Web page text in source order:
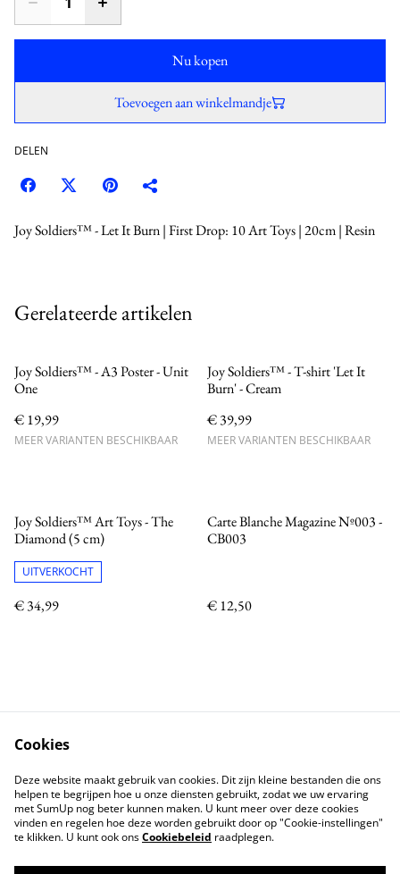
Nu kopen
Toevoegen aan winkelmandje
DELEN
Joy Soldiers™ - Let It Burn | First Drop: 10 Art Toys | 20cm | Resin
Gerelateerde artikelen
Joy Soldiers™ - A3 Poster - Unit
One
€ 19,99
MEER VARIANTEN BESCHIKBAAR
Joy Soldiers™ - T-shirt 'Let It
Burn' - Cream
€ 39,99
MEER VARIANTEN BESCHIKBAAR
Joy Soldiers™ Art Toys - The
Diamond (5 cm)
UITVERKOCHT
€ 34,99
Carte Blanche Magazine Nº003 -
CB003
€ 12,50
Neem contact met ons op
Voorwaarden
Privacybeleid
Cookiebeleid
Cookies
Deze website maakt gebruik van cookies. Dit zijn kleine bestanden die ons
helpen te begrijpen hoe u onze diensten gebruikt, zodat we uw ervaring
met SumUp nog beter kunnen maken. U kunt meer over deze cookies
vinden en regelen hoe deze worden gebruikt door op "Cookie-instellingen"
te klikken. U kunt ook onsCookiebeleid raadplegen.